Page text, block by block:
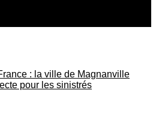
: la ville de Magnanville
pour les sinistrés